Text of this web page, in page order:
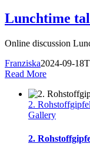
Lunchtime
Online discussion
Franziska2024-09-
Read More
2.
Gallery
2.